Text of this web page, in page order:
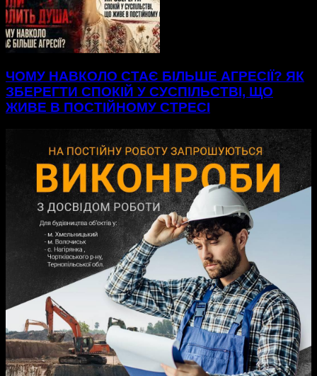
ЧОМУ НАВКОЛО СТАЄ БІЛЬШЕ АГРЕСІЇ? ЯК
ЗБЕРЕГТИ СПОКІЙ У СУСПІЛЬСТВІ, ЩО
ЖИВЕ В ПОСТІЙНОМУ СТРЕСІ